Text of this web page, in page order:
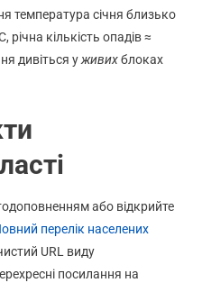
температура січня близько
річна кількість опадів ≈
дивіться уживихблоках
або відкрийте
перелік населених
URL виду
посилання на